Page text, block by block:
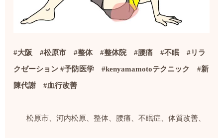
#大阪#松原市#整体#整体院#腰痛#不眠#リラ
クゼーション #予防医学#kenyamamotoテクニック#新
陳代謝#血行改善
松原市、河内松原、整体、腰痛、不眠症、体質改善、